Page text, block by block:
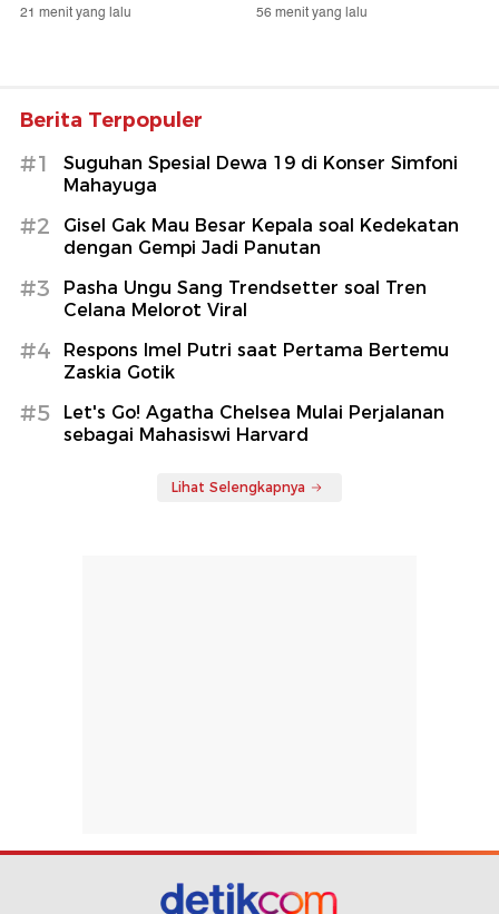
21 menit yang lalu 56 menit yang lalu
Berita Terpopuler
#1
Suguhan Spesial Dewa 19 di Konser Simfoni
Mahayuga
#2
Gisel Gak Mau Besar Kepala soal Kedekatan
dengan Gempi Jadi Panutan
#3
Pasha Ungu Sang Trendsetter soal Tren
Celana Melorot Viral
#4
Respons Imel Putri saat Pertama Bertemu
Zaskia Gotik
#5
Let's Go! Agatha Chelsea Mulai Perjalanan
sebagai Mahasiswi Harvard
Lihat Selengkapnya